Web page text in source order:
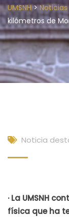
UMSNH>Noticias
kilómetros de
Noticia
· La UMSNH
física que ha